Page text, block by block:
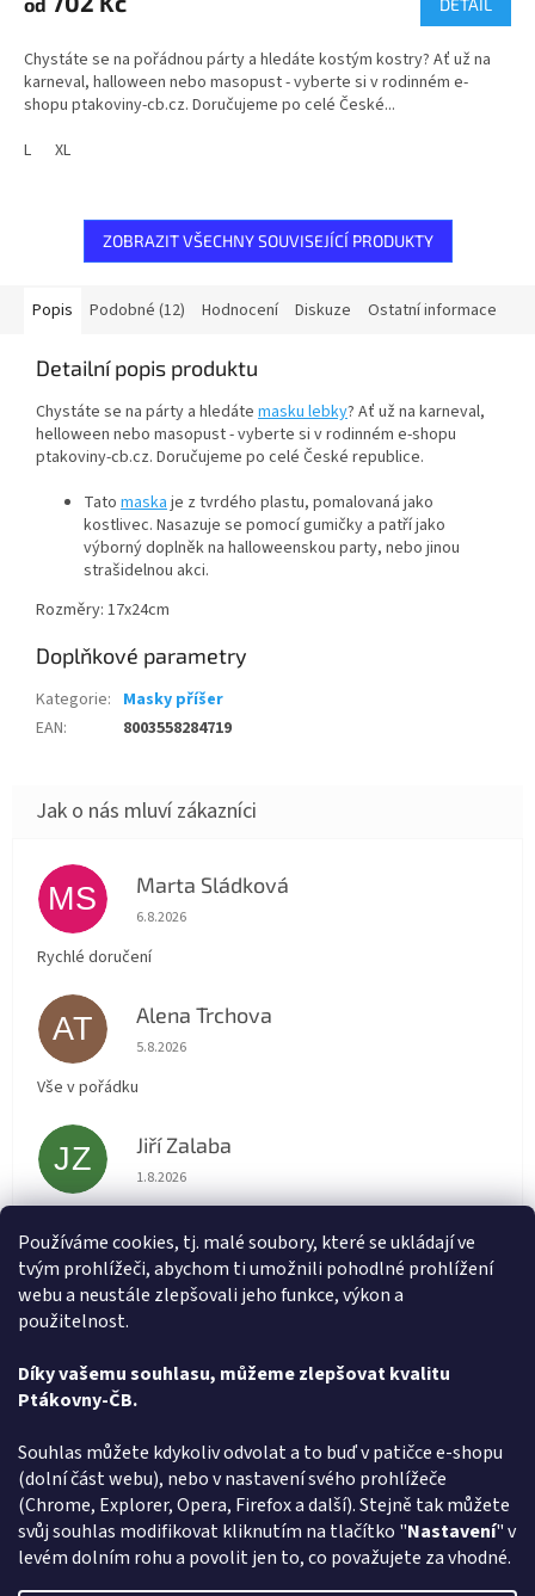
Používáme cookies, tj. malé soubory, které se ukládají ve
tvým prohlížeči, abychom ti umožnili pohodlné prohlížení
webu a neustále zlepšovali jeho funkce, výkon a
použitelnost.
Díky vašemu souhlasu, můžeme zlepšovat kvalitu
Ptákovny-ČB.
Souhlas můžete kdykoliv odvolat a to buď v patičce e-shopu
(dolní část webu), nebo v nastavení svého prohlížeče
(Chrome, Explorer, Opera, Firefox a další). Stejně tak můžete
svůj souhlas modifikovat kliknutím na tlačítko "Nastavení" v
levém dolním rohu a povolit jen to, co považujete za vhodné.
DETAIL
Chystáte se na pořádnou párty a hledáte kostým kostry? Ať už na
karneval, halloween nebo masopust - vyberte si v rodinném e-
shopu ptakoviny-cb.cz. Doručujeme po celé České...
L
XL
ZOBRAZIT VŠECHNY SOUVISEJÍCÍ PRODUKTY
Popis Podobné (12) Hodnocení Diskuze Ostatní informace
Detailní popis produktu
Chystáte se na párty a hledáte masku lebky? Ať už na karneval,
helloween nebo masopust - vyberte si v rodinném e-shopu
ptakoviny-cb.cz. Doručujeme po celé České republice.
Tato maskaje z tvrdého plastu, pomalovaná jako
kostlivec. Nasazuje se pomocí gumičky a patří jako
výborný doplněk na halloweenskou party, nebo jinou
strašidelnou akci.
Rozměry: 17x24cm
Doplňkové parametry
Kategorie: Masky příšer
EAN: 8003558284719
MS Marta Sládková
Hodnocení obchodu je 5 z 5 hvězdiček.
6.8.2026
Rychlé doručení
AT Alena Trchova
Hodnocení obchodu je 5 z 5 hvězdiček.
5.8.2026
Vše v pořádku
JZ Jiří Zalaba
Hodnocení obchodu je 5 z 5 hvězdiček.
1.8.2026
L Lída
Hodnocení obchodu je 5 z 5 hvězdiček.
31.7.2026
Způsob ověřování recenzí